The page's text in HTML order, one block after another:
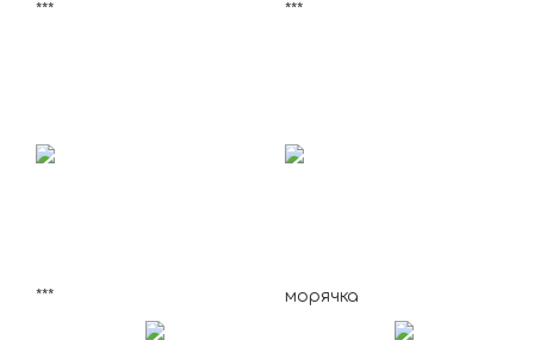
*** ***
*** морячка